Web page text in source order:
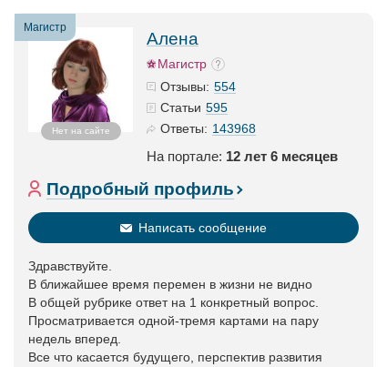
Магистр
Нет на сайте
Алена
Магистр
Отзывы: 554
Статьи 595
Ответы: 143968
На портале: 12 лет 6 месяцев
Подробный профиль
Написать сообщение
Здравствуйте.
В ближайшее время перемен в жизни не видно
В общей рубрике ответ на 1 конкретный вопрос.
Просматривается одной-тремя картами на пару
недель вперед.
Все что касается будущего, перспектив развития